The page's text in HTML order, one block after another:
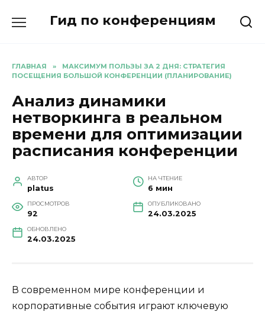
Гид по конференциям
ГЛАВНАЯ »
МАКСИМУМ ПОЛЬЗЫ ЗА 2 ДНЯ: СТРАТЕГИЯ
ПОСЕЩЕНИЯ БОЛЬШОЙ КОНФЕРЕНЦИИ (ПЛАНИРОВАНИЕ)
Анализ динамики
нетворкинга в реальном
времени для оптимизации
расписания конференции
АВТОР
platus
НА ЧТЕНИЕ
6 мин
ПРОСМОТРОВ
92
ОПУБЛИКОВАНО
24.03.2025
ОБНОВЛЕНО
24.03.2025
В современном мире конференции и
корпоративные события играют ключевую